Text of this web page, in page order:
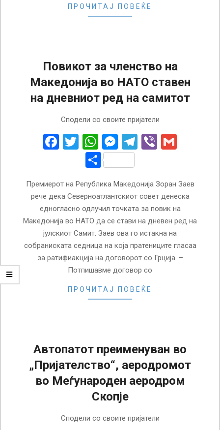
ПРОЧИТАЈ ПОВЕЌЕ
Повикот за членство на
Македонија во НАТО ставен
на дневниот ред на самитот
Сподели со своите пријатели
Facebook
Twitter
WhatsApp
Messenger
Telegram
Viber
Share
Премиерот на Република Македонија Зоран Заев
рече дека Северноатлантскиот совет денеска
едногласно одлучил точката за повик на
Македонија во НАТО да се стави на дневен ред на
јулскиот Самит. Заев ова го истакна на
собраниската седница на која пратениците гласаа
за ратифиакција на договорот со Грција. –
Потпишавме договор со
ПРОЧИТАЈ ПОВЕЌЕ
Автопатот преименуван во
„Пријателство“, аеродромот
во Меѓународен аеродром
Скопје
Сподели со своите пријатели